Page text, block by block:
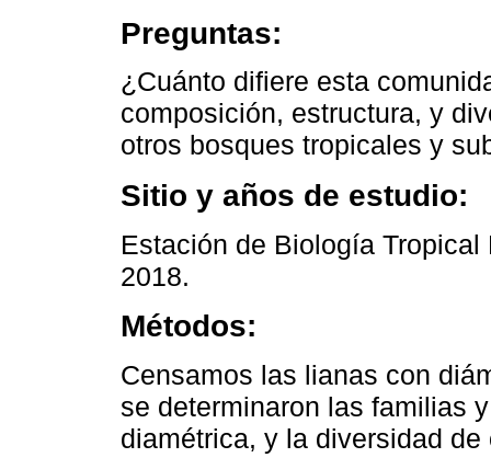
Preguntas:
¿Cuánto difiere esta
composición, estructura, y
otros bosques tropicales y
Sitio y años de estudio:
Estación de Biología
2018.
Métodos:
Censamos las lianas con
se determinaron las familias
diamétrica, y la diversidad de